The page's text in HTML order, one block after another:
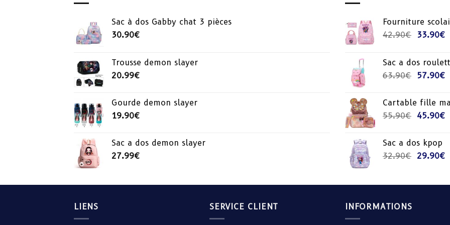
Sac à dos Gabby chat 3 pièces
30.90€
Trousse demon slayer
20.99€
Gourde demon slayer
19.90€
Sac a dos demon slayer
27.99€
Fourniture
42.90€
Le
était :
42.90€.
33.90€Le
Sac a dos
63.90€
Le
était :
63.90€.
57.90€Le
Cartable fille
55.90€
Le
était :
55.90€.
45.90€Le
Sac a dos kpop
32.90€
Le
était :
29.90€Le
LIENS
SERVICE CLIENT INFORMATIONS